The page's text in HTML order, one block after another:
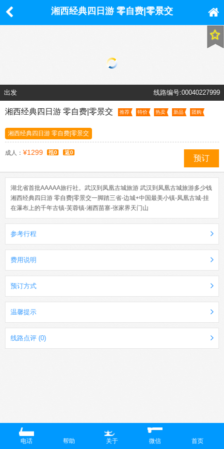
湘西经典四日游 零自费|零景交
出发 线路编号:00040227999
湘西经典四日游 零自费|零景交 推荐 特价 热卖 新品 团购
湘西经典四日游 零自费|零景交
成人： ¥1299 抵0 返0
预订
湖北省首批AAAAA旅行社。武汉到凤凰古城旅游 武汉到凤凰古城旅游多少钱
湘西经典四日游 零自费|零景交一脚踏三省-边城+中国最美小镇-凤凰古城-挂
在瀑布上的千年古镇-芙蓉镇-湘西苗寨-张家界天门山
参考行程
费用说明
预订方式
温馨提示
线路点评 (0)
电话 帮助 关于 微信 首页